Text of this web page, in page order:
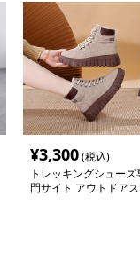
¥3,300(税込)
トレッキングシューズ
門サイト アウトドアス